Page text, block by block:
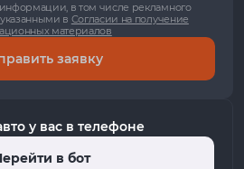
в том числе рекламного
в Согласии на получение
материалов
заявку
у вас в телефоне
в бот